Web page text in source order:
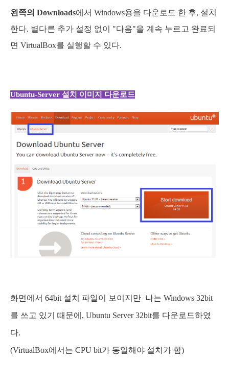
왼쪽의 Downloads에서 Windows용을 다운로드 한 후, 설치
한다. 별다른 추가 설정 없이 "다음"을 계속 누르고 완료되
면 VirtualBox를 실행할 수 있다.
Ubuntu-Server 설치 이미지 다운로드
화면에서 64bit 설치 파일이 보이지만 나는 Windows 32bit
를 쓰고 있기 때문에, Ubuntu Server 32bit를 다운로드하였
다.
(VirtualBox에서는 CPU bit가 동일해야 설치가 함)